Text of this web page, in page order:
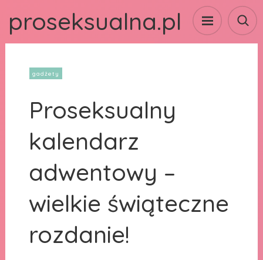
proseksualna.pl
gadżety
Proseksualny
kalendarz
adwentowy –
wielkie świąteczne
rozdanie!